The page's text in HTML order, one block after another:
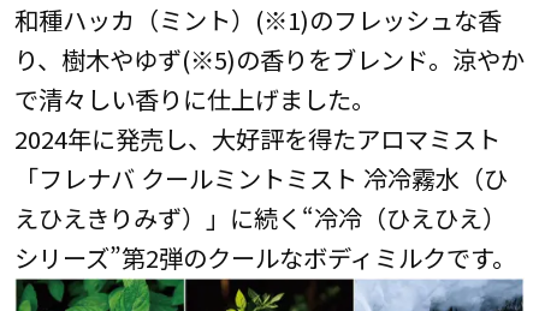
和種ハッカ（ミント）(※1)のフレッシュな香
り、樹木やゆず(※5)の香りをブレンド。涼やか
で清々しい香りに仕上げました。
2024年に発売し、大好評を得たアロマミスト
「フレナバ クールミントミスト 冷冷霧水（ひ
えひえきりみず）」に続く“冷冷（ひえひえ）
シリーズ”第2弾のクールなボディミルクです。